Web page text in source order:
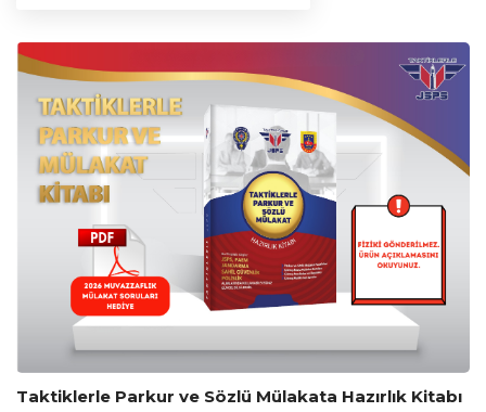
Taktiklerle Parkur ve Sözlü Mülakata Hazırlık Kitabı